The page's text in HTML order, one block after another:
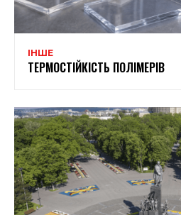
ІНШЕ
ТЕРМОСТІЙКІСТЬ ПОЛІМЕРІВ